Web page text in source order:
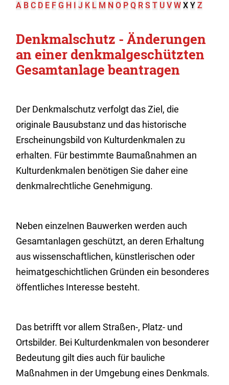
A B C D E F G H I J K L M N O P Q R S T U V W X Y Z
Denkmalschutz - Änderungen
an einer denkmalgeschützten
Gesamtanlage beantragen
Der Denkmalschutz verfolgt das Ziel, die
originale Bausubstanz und das historische
Erscheinungsbild von Kulturdenkmalen zu
erhalten. Für bestimmte Baumaßnahmen an
Kulturdenkmalen benötigen Sie daher eine
denkmalrechtliche Genehmigung.
Neben einzelnen Bauwerken werden auch
Gesamtanlagen geschützt, an deren Erhaltung
aus wissenschaftlichen, künstlerischen oder
heimatgeschichtlichen Gründen ein besonderes
öffentliches Interesse besteht.
Das betrifft vor allem Straßen-, Platz- und
Ortsbilder. Bei Kulturdenkmalen von besonderer
Bedeutung gilt dies auch für bauliche
Maßnahmen in der Umgebung eines Denkmals.